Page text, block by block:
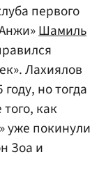
первого
Шамиль
Лахиялов
но тогда
как
уже покинули
Зоа и